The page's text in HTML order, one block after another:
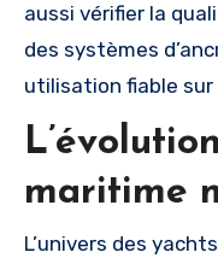
aussi vérifier la
des systèmes
utilisation fiable sur
maritime
L’univers des